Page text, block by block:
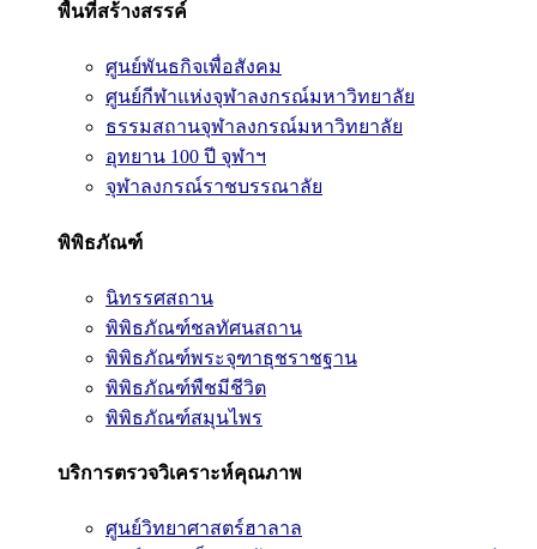
พื้นที่สร้างสรรค์
ศูนย์พันธกิจเพื่อสังคม
ศูนย์กีฬาแห่งจุฬาลงกรณ์มหาวิทยาลัย
ธรรมสถานจุฬาลงกรณ์มหาวิทยาลัย
อุทยาน 100 ปี จุฬาฯ
จุฬาลงกรณ์ราชบรรณาลัย
พิพิธภัณฑ์
นิทรรศสถาน
พิพิธภัณฑ์ชลทัศนสถาน
พิพิธภัณฑ์พระจุฑาธุชราชฐาน
พิพิธภัณฑ์พืชมีชีวิต
พิพิธภัณฑ์สมุนไพร
บริการตรวจวิเคราะห์คุณภาพ
ศูนย์วิทยาศาสตร์ฮาลาล